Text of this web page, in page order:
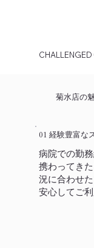
菊水店の
01 経験豊富な
病院での勤
携わってき
況に合わせ
安心してご利
CHALLENGED